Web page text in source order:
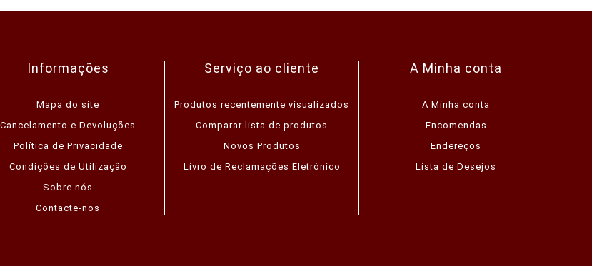
Informações
Mapa do site
Cancelamento e Devoluções
Política de Privacidade
Condições de Utilização
Sobre nós
Contacte-nos
Serviço ao cliente
Produtos recentemente visualizados
Comparar lista de produtos
Novos Produtos
Livro de Reclamações Eletrónico
A Minha conta
A Minha conta
Encomendas
Endereços
Lista de Desejos